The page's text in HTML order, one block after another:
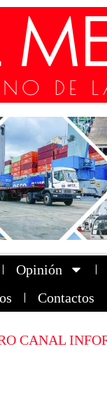
Opinión
Contactos
CANAL